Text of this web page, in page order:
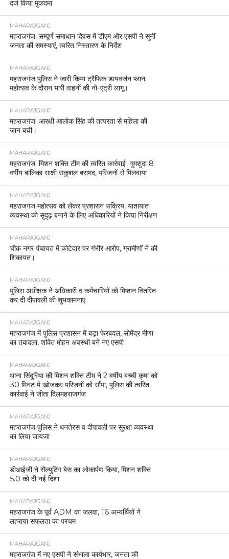
दर्ज किया मुकदमा
MAHARAJGANJ
महराजगंज: सम्पूर्ण समाधान दिवस में डीएम और एसपी ने सुनीं
जनता की समस्याएं, त्वरित निस्तारण के निर्देश
MAHARAJGANJ
महराजगंज पुलिस ने जारी किया ट्रैफिक डायवर्जन प्लान,
महोत्सव के दौरान भारी वाहनों की नो-एंट्री लागू।
MAHARAJGANJ
महराजगंज: आरक्षी आलोक सिंह की तत्परता से महिला की
जान बची।
MAHARAJGANJ
महराजगंज: मिशन शक्ति टीम की त्वरित कार्रवाई गुमशुदा 8
वर्षीय बालिका साक्षी सकुशल बरामद, परिजनों से मिलवाया
MAHARAJGANJ
महराजगंज महोत्सव को लेकर प्रशासन सक्रिय, यातायात
व्यवस्था को सुदृढ़ बनाने के लिए अधिकारियों ने किया निरीक्षण
MAHARAJGANJ
चौक नगर पंचायत में कोटेदार पर गंभीर आरोप, ग्रामीणों ने की
शिकायत।
MAHARAJGANJ
पुलिस अधीक्षक ने अधिकारी व कर्मचारियों को मिष्ठान वितरित
कर दी दीपावली की शुभकामनाएं
MAHARAJGANJ
महराजगंज में पुलिस प्रशासन में बड़ा फेरबदल, सोमेंद्र मीणा
का तबादला, शक्ति मोहन अवस्थी बने नए एसपी
MAHARAJGANJ
थाना सिंदुरिया की मिशन शक्ति टीम ने 2 वर्षीय बच्ची कृषा को
30 मिनट में खोजकर परिजनों को सौंपा, पुलिस की त्वरित
कार्रवाई ने जीता दिलमहराजगंज
MAHARAJGANJ
महराजगंज पुलिस ने धनतेरस व दीपावली पर सुरक्षा व्यवस्था
का लिया जायजा
MAHARAJGANJ
डीआईजी ने सैल्युटिंग बेस का लोकार्पण किया, मिशन शक्ति
5.0 को दी नई दिशा
MAHARAJGANJ
महराजगंज के पूर्व ADM का जलवा, 16 अभ्यर्थियों ने
लहराया सफलता का परचम
MAHARAJGANJ
महराजगंज में नए एसपी ने संभाला कार्यभार, जनता की